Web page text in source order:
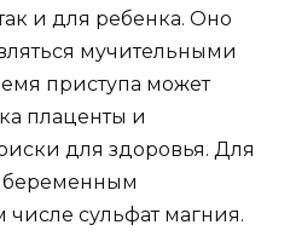
и для ребенка. Оно
мучительными
приступа может
плаценты и
для здоровья. Для
числе сульфат магния.